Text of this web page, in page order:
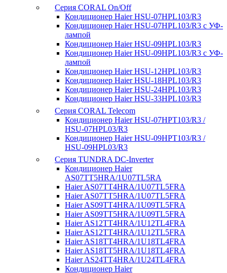
Серия CORAL On/Off
Кондиционер Haier HSU-07HPL103/R3
Кондиционер Haier HSU-07HPL103/R3 с УФ-
лампой
Кондиционер Haier HSU-09HPL103/R3
Кондиционер Haier HSU-09HPL103/R3 с УФ-
лампой
Кондиционер Haier HSU-12HPL103/R3
Кондиционер Haier HSU-18HPL103/R3
Кондиционер Haier HSU-24HPL103/R3
Кондиционер Haier HSU-33HPL103/R3
Серия CORAL Telecom
Кондиционер Haier HSU-07HPT103/R3 /
HSU-07HPL03/R3
Кондиционер Haier HSU-09HPT103/R3 /
HSU-09HPL03/R3
Серия TUNDRA DC-Inverter
Кондиционер Haier
AS07TT5HRA/1U07TL5RA
Haier AS07TT4HRA/1U07TL5FRA
Haier AS07TT5HRA/1U07TL5FRA
Haier AS09TT4HRA/1U09TL5FRA
Haier AS09TT5HRA/1U09TL5FRA
Haier AS12TT4HRA/1U12TL4FRA
Haier AS12TT4HRA/1U12TL5FRA
Haier AS18TT4HRA/1U18TL4FRA
Haier AS18TT5HRA/1U18TL4FRA
Haier AS24TT4HRA/1U24TL4FRA
Кондиционер Haier